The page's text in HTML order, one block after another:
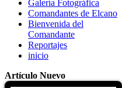
Galería Fotográfica
Comandantes de Elcano
Bienvenida del
Comandante
Reportajes
inicio
Artículo Nuevo